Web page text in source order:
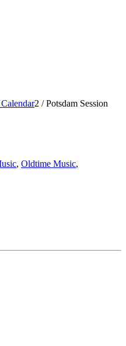
2 / Potsdam Session
, Oldtime Music,